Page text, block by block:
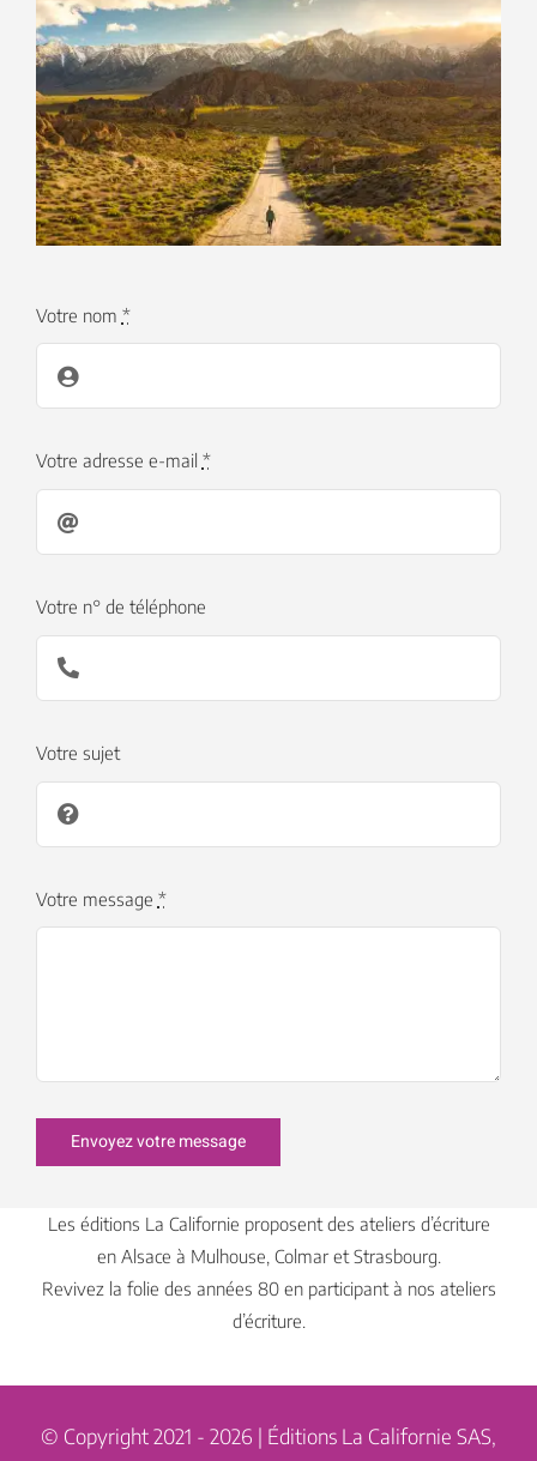
Votre nom *
Votre adresse e-mail *
Votre n° de téléphone
Votre sujet
Votre message *
Envoyez votre message
Les éditions La Californie proposent des ateliers d’écriture
en Alsace à Mulhouse, Colmar et Strasbourg.
Revivez la folie des années 80 en participant à nos ateliers
d’écriture.
© Copyright 2021 - 2026 | Éditions La Californie SAS,